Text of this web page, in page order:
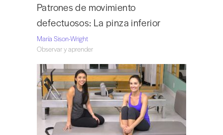
Patrones de movimiento
defectuosos: La pinza inferior
María Sison-Wright
Observar y aprender